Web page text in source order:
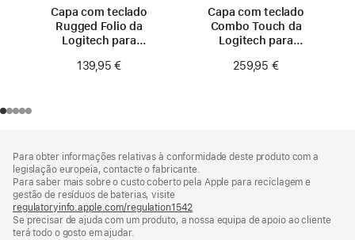
Capa com teclado
Rugged Folio da
Logitech para
139,95 €
Capa com teclado
Combo Touch da
Logitech para
de 11 polegadas (M5)
259,95 €
de
rodapé
Para obter informações relativas à conformidade deste produto com a
legislação europeia, contacte o fabricante.
Para saber mais sobre o custo coberto pela Apple para reciclagem e
gestão de resíduos de baterias, visite
regulatoryinfo.apple.com/regulation1542
numa
Se precisar de ajuda com um produto, a nossa equipa de apoio ao cliente
terá todo o gosto em ajudar.